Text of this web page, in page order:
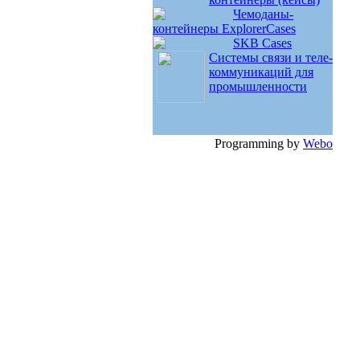
Чемоданы-
контейнеры ExplorerCases
SKB Cases
Системы связи и теле-
коммуникаций для
промышленности
Programming by Webo